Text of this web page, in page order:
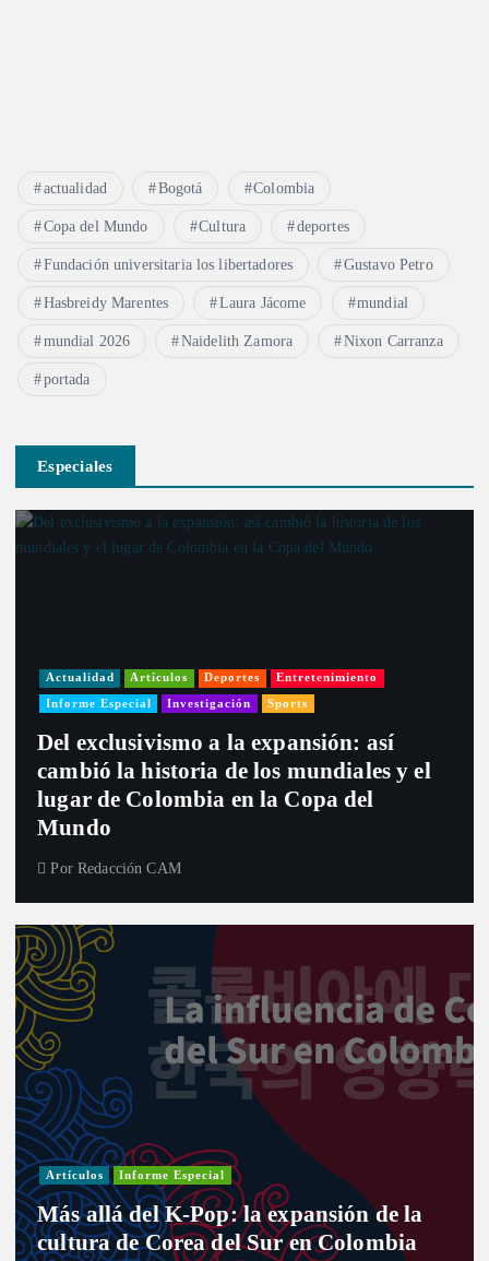
actualidad Bogotá Colombia
Copa del Mundo Cultura deportes
Fundación universitaria los libertadores Gustavo Petro
Hasbreidy Marentes Laura Jácome mundial
mundial 2026 Naidelith Zamora Nixon Carranza
portada
Especiales
Actualidad Artículos Deportes Entretenimiento
Informe Especial Investigación Sports
Del exclusivismo a la expansión: así
cambió la historia de los mundiales y el
lugar de Colombia en la Copa del
Mundo
Por Redacción CAM
Artículos Informe Especial
Más allá del K-Pop: la expansión de la
cultura de Corea del Sur en Colombia